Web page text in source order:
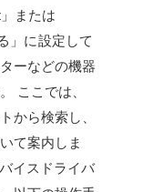
または
」に設定して
ーなどの機器
ここでは、
から検索し、
て案内しま
イスドライバ